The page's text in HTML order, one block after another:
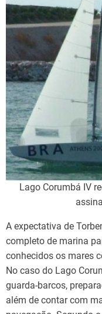
Lago Corumbá IV
A expectativa de
completo de marina
conhecidos os mares
No caso do Lago
guarda-barcos,
além de contar com